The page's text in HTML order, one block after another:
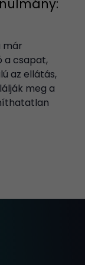
már
a csapat,
az ellátás,
meg a